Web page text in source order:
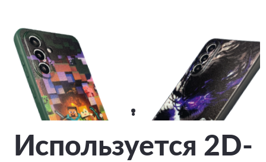
Используется 2D-